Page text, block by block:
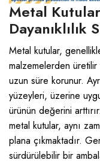
Metal
Dayanıklılık
Metal kutular,
malzemelerden
uzun süre korunur.
yüzeyleri, üzerine
ürünün değerini
metal kutular, aynı
plana çıkmaktadır.
sürdürülebilir bir